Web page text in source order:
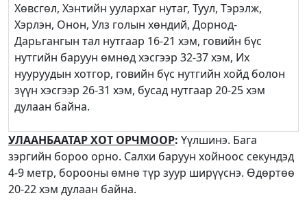
Хөвсгөл, Хэнтийн уулархаг нутаг, Туул, Тэрэлж,
Хэрлэн, Онон, Улз голын хөндий, Дорнод-
Дарьгангын тал нутгаар 16-21 хэм, говийн бүс
нутгийн баруун өмнөд хэсгээр 32-37 хэм, Их
нууруудын хотгор, говийн бүс нутгийн хойд болон
зүүн хэсгээр 26-31 хэм, бусад нутгаар 20-25 хэм
дулаан байна.
УЛААНБААТАР ХОТ ОРЧМООР: Үүлшинэ. Бага
зэргийн бороо орно. Салхи баруун хойноос секундэд
4-9 метр, борооны өмнө түр зуур ширүүснэ. Өдөртөө
20-22 хэм дулаан байна.